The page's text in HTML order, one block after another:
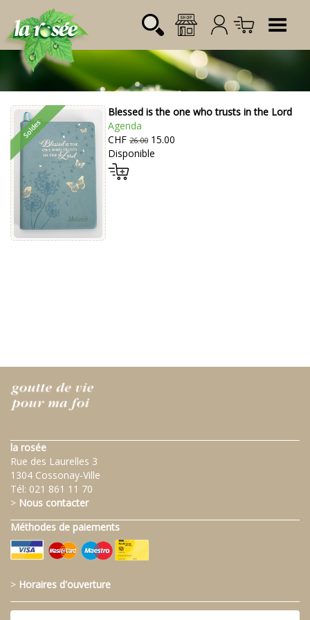
Login:
Mot de passe:
Désignation Référence
Blessed is the one who trusts in the Lord
Agenda
CHF 26.0015.00
Disponible
la rosée
Rue des Laurelles 3
1304 Cossonay-Ville
Tél: 021 861 11 70
> Nous contacter
Méthodes de paiements
> Horaires d'ouverture